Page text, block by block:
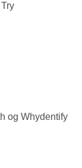
og Whydentify